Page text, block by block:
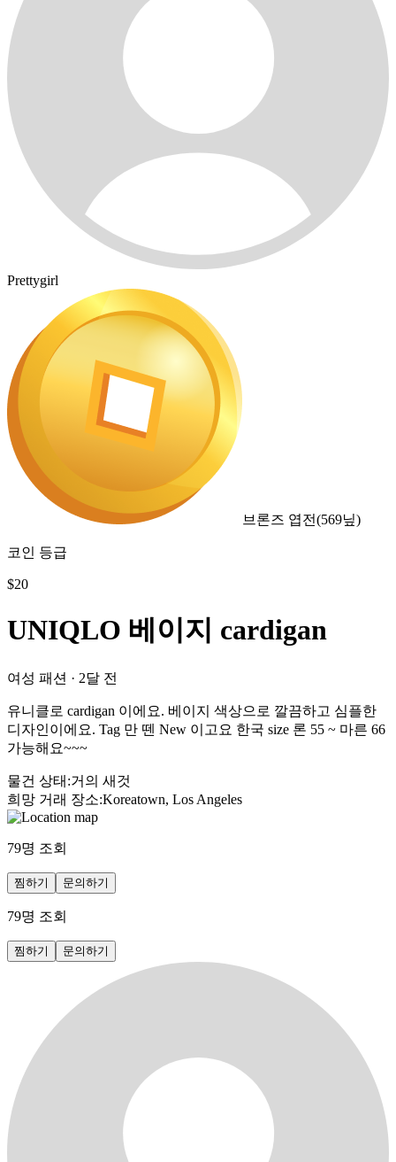
Prettygirl
브론즈 엽전(569닢)
코인 등급
$20
UNIQLO 베이지 cardigan
여성 패션 · 2달 전
유니클로 cardigan 이에요. 베이지 색상으로 깔끔하고 심플한
디자인이에요. Tag 만 뗀 New 이고요 한국 size 론 55 ~ 마른 66
가능해요~~~
물건 상태 :거의 새것
희망 거래 장소:Koreatown, Los Angeles
79명 조회
찜하기 문의하기
79명 조회
찜하기 문의하기